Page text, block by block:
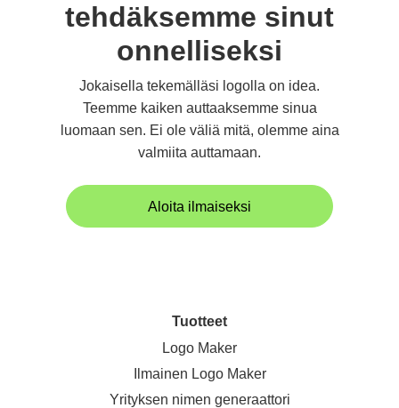
tehdäksemme sinut
onnelliseksi
Jokaisella tekemälläsi logolla on idea.
Teemme kaiken auttaaksemme sinua
luomaan sen. Ei ole väliä mitä, olemme aina
valmiita auttamaan.
Aloita ilmaiseksi
Tuotteet
Logo Maker
Ilmainen Logo Maker
Yrityksen nimen generaattori